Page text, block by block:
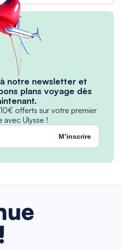
notre newsletter et
plans voyage dès
offerts sur votre premier
avec Ulysse !
M’inscrire